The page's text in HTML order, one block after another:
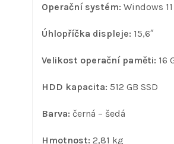
Operační systém: Windows
Úhlopříčka displeje: 15,6″
Velikost operační paměti: 16
HDD kapacita: 512 GB SSD
Barva: černá – šedá
Hmotnost: 2,81 kg